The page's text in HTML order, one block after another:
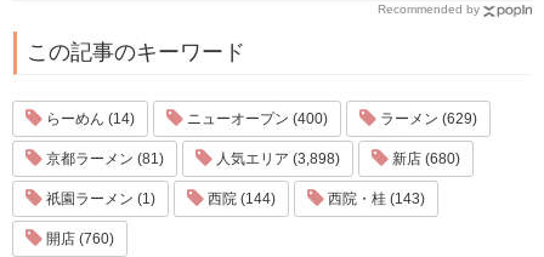
Recommended by
この記事のキーワード
らーめん (14) ニューオープン (400) ラーメン (629)
京都ラーメン (81) 人気エリア (3,898) 新店 (680)
祇園ラーメン (1) 西院 (144) 西院・桂 (143)
開店 (760)